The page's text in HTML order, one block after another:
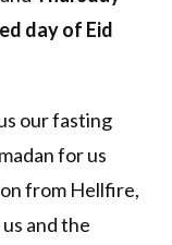
day of Eid
our fasting
for us
from Hellfire,
and the